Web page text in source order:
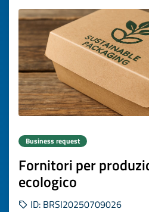
Business request
Fornitori per
ecologico
ID: BRSI20250709026